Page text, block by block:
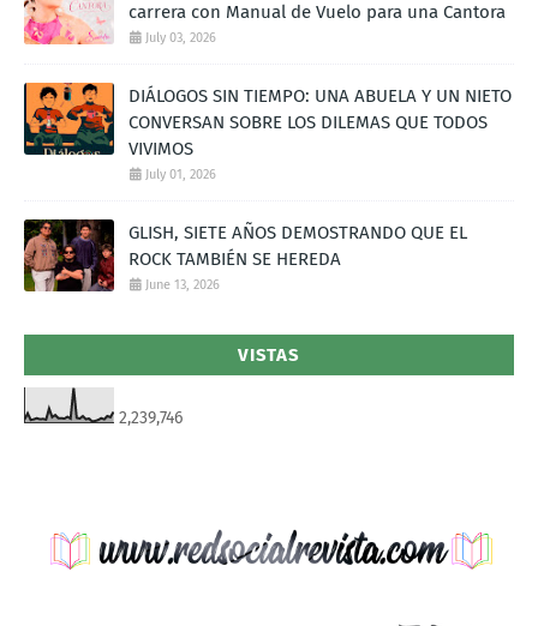
carrera con Manual de Vuelo para una Cantora
July 03, 2026
DIÁLOGOS SIN TIEMPO: UNA ABUELA Y UN NIETO
CONVERSAN SOBRE LOS DILEMAS QUE TODOS
VIVIMOS
July 01, 2026
GLISH, SIETE AÑOS DEMOSTRANDO QUE EL
ROCK TAMBIÉN SE HEREDA
June 13, 2026
VISTAS
2,239,746